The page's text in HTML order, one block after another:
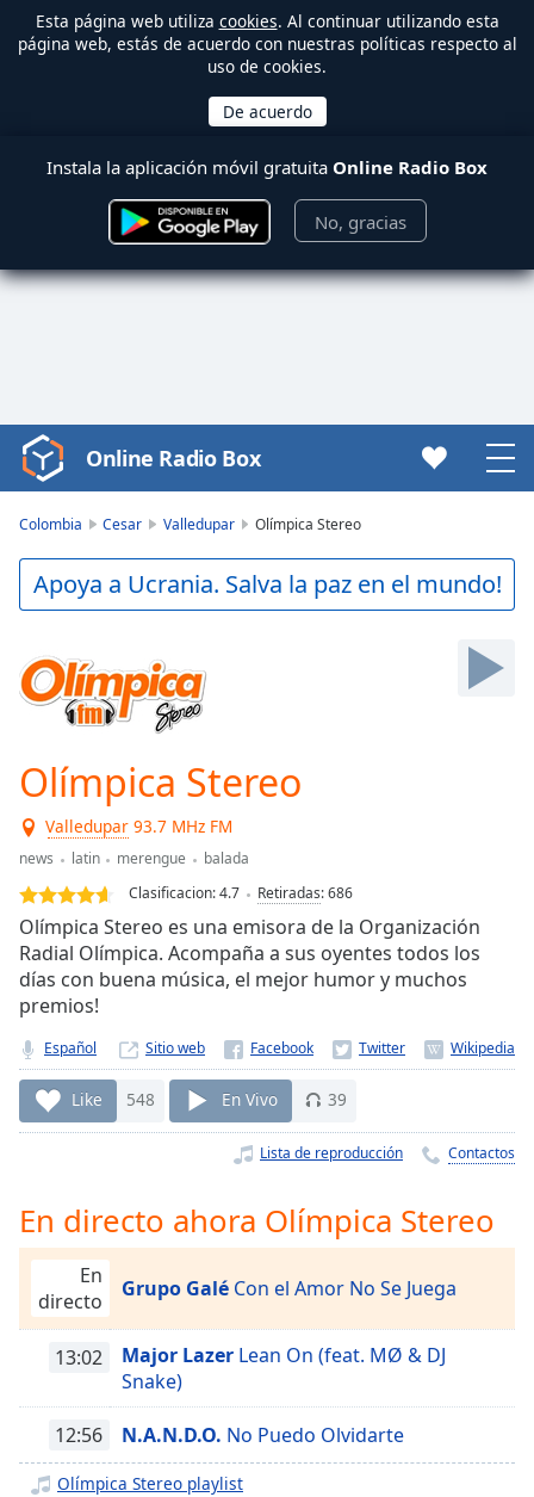
Esta página web utiliza cookies. Al continuar utilizando esta
página web, estás de acuerdo con nuestras políticas respecto al
uso de cookies.
Instala la aplicación móvil gratuita Online Radio Box
No, gracias
Video
Player
Play
Video
Backward
Skip
Forward
Current
Time 0:00
Duration-:-
Loaded
0.00%
Stream
TypeLIVE
Seek to
currently
live LIVE
Remaining
Time-
Rate
Chapters
Descriptions
descriptions
off,
selected
Online Radio Box
Colombia Cesar Valledupar Olímpica Stereo
Apoya a Ucrania. Salva la paz en el mundo!
Olímpica Stereo
Valledupar 93.7 MHz FM
news latin merengue
balada
Clasificacion:4.7 Retiradas:686
Olímpica Stereo es una emisora de la Organización
Radial Olímpica. Acompaña a sus oyentes todos los
días con buena música, el mejor humor y muchos
premios!
Español Sitio web
Like 548 En Vivo 39
Lista de reproducción Contactos
En directo ahora Olímpica Stereo
En
directo
Grupo Galé Con el Amor No Se Juega
13:02 Major Lazer Lean On (feat. MØ & DJ
Snake)
12:56 N.A.N.D.O. No Puedo Olvidarte
Olímpica Stereo playlist